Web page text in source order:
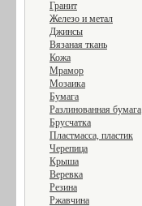
Гранит
Железо и метал
Джинсы
Вязаная ткань
Кожа
Мрамор
Мозаика
Бумага
Разлинованная бумага
Брусчатка
Пластмасса, пластик
Черепица
Крыша
Веревка
Резина
Ржавчина